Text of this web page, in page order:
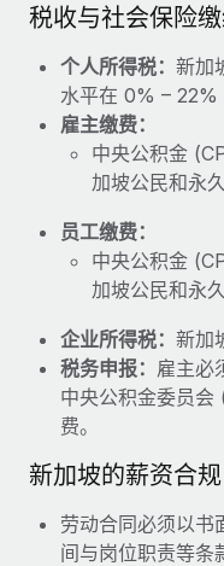
轻松管理员工福利
What a Workday
Most teams hear
six-month project with
了解更多
税收与社会保险
个人所得税： 新加
水平在 0% – 22%
雇主缴费：
中央公积金
加坡公民和永
员工缴费：
中央公积金
加坡公民和永
企业所得税： 新加
税务申报： 雇主必
中央公积金委员
费。
新加坡的薪资合规
劳动合同必须以书
间与岗位职责等条